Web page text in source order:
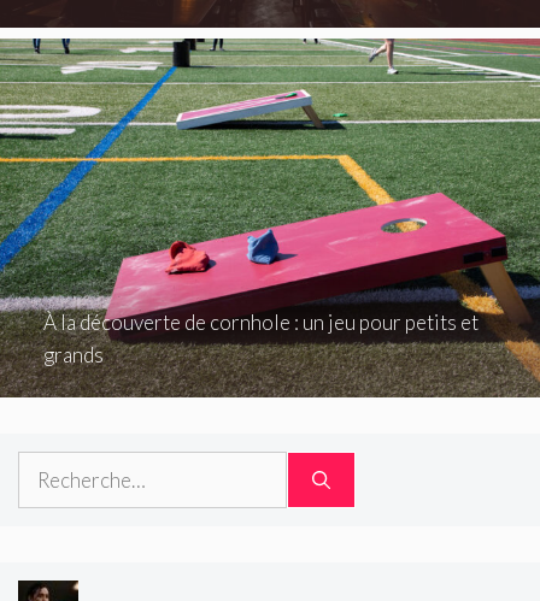
À la découverte de cornhole : un jeu pour petits et
grands
Rechercher :